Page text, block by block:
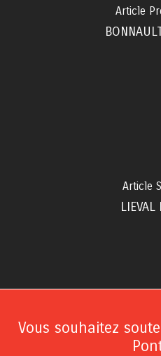
Article
Article
LIEVAL
Vous souhaitez